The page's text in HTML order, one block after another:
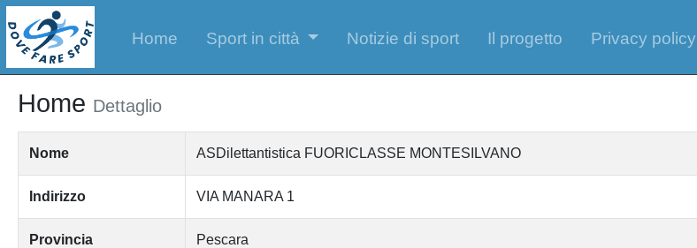
Home Sport in città Notizie di sport Il progetto Privacy policy
Home Dettaglio
Nome ASDilettantistica FUORICLASSE MONTESILVANO
Indirizzo VIA MANARA 1
Provincia Pescara